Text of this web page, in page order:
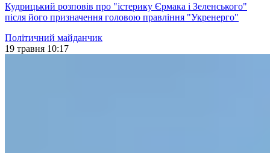
Кудрицький розповів про "істерику Єрмака і Зеленського"
після його призначення головою правління "Укренерго"
Політичний майданчик
19 травня 10:17